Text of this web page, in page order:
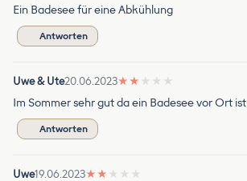
Ein Badesee für eine Abkühlung
Antworten
Uwe & Ute20.06.2023★ ★ ★ ★ ★
Im Sommer sehr gut da ein Badesee vor Ort
Antworten
Uwe19.06.2023★ ★ ★ ★ ★